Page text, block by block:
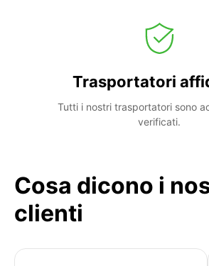
Trasportatori
Tutti i nostri trasportatori sono
verificati.
Cosa dicono i
clienti